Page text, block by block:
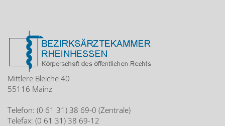
Mittlere Bleiche 40
55116 Mainz
Telefon: (0 61 31) 38 69-0 (Zentrale)
Telefax: (0 61 31) 38 69-12